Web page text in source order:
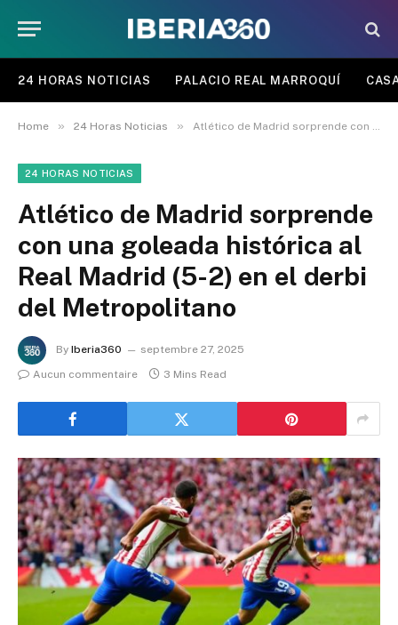
24 HORAS NOTICIAS PALACIO REAL MARROQUÍ
Home » 24 Horas Noticias » Atlético de Madrid sorprende con una goleada histórica al Real Madrid (5-2) en el derbi del Metropolitano
24 HORAS NOTICIAS
Atlético de Madrid sorprende
con una goleada histórica al
Real Madrid (5-2) en el derbi
del Metropolitano
By Iberia360
septembre 27, 2025
Aucun commentaire
3 Mins Read